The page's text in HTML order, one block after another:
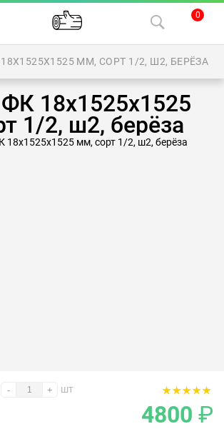
0
ММ, СОРТ 1/2, Ш2, БЕРЁЗА
18х1525х1525
1/2, ш2, берёза
- + шт
4800 ₽